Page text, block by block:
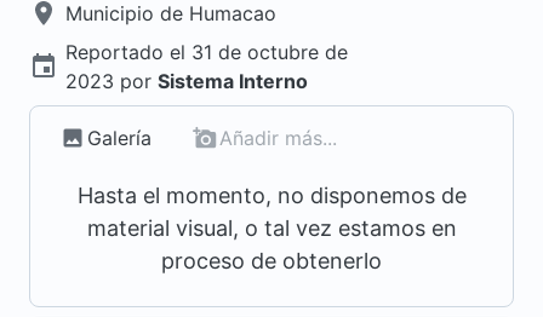
Municipio de Humacao
Reportado el 31 de octubre de
2023 por Sistema Interno
Galería Añadir más...
Hasta el momento, no disponemos de
material visual, o tal vez estamos en
proceso de obtenerlo